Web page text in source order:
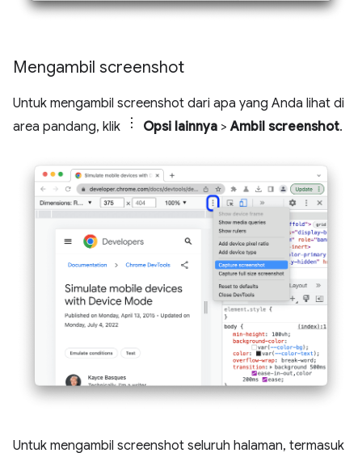
Mengambil screenshot
Untuk mengambil screenshot dari apa yang Anda lihat di
area pandang, klik
Opsi lainnya >Ambil screenshot.
Untuk mengambil screenshot seluruh halaman, termasuk